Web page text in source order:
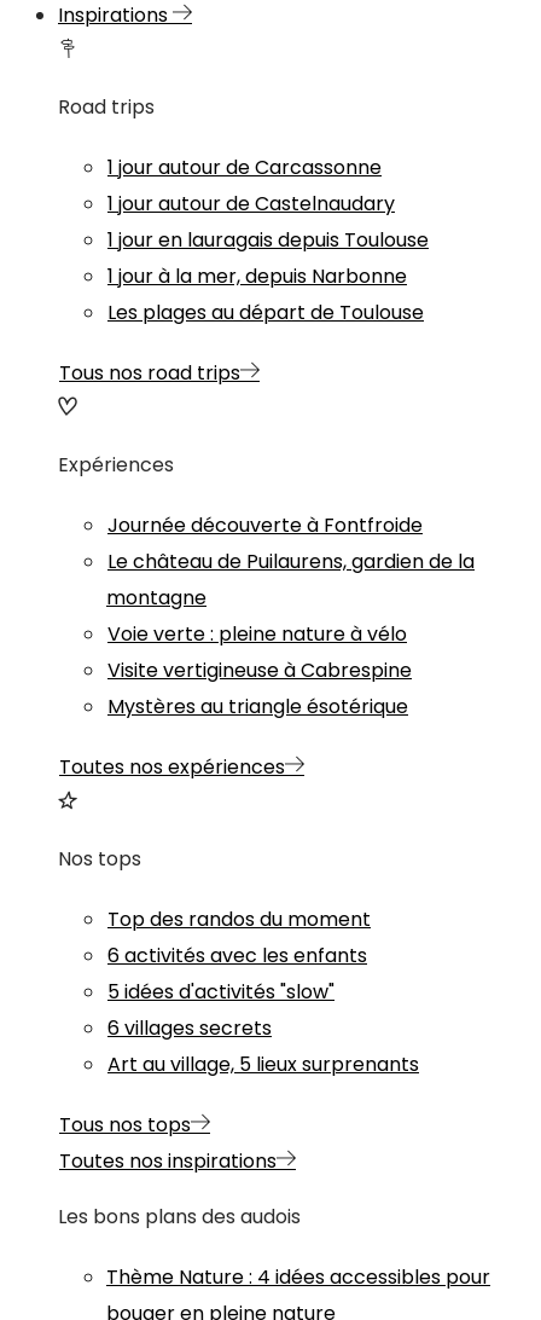
Inspirations
Road trips
1 jour autour de Carcassonne
1 jour autour de Castelnaudary
1 jour en lauragais depuis Toulouse
1 jour à la mer, depuis Narbonne
Les plages au départ de Toulouse
Tous nos road trips
Expériences
Journée découverte à Fontfroide
Le château de Puilaurens, gardien de la
montagne
Voie verte : pleine nature à vélo
Visite vertigineuse à Cabrespine
Mystères au triangle ésotérique
Toutes nos expériences
Nos tops
Top des randos du moment
6 activités avec les enfants
5 idées d'activités "slow"
6 villages secrets
Art au village, 5 lieux surprenants
Tous nos tops
Toutes nos inspirations
Les bons plans des audois
Thème Nature: 4 idées accessibles pour
bouger en pleine nature